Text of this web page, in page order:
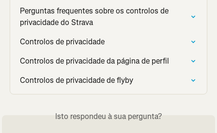
Perguntas frequentes sobre os controlos de
privacidade do Strava
Controlos de privacidade
Controlos de privacidade da página de perfil
Controlos de privacidade de flyby
Isto respondeu à sua pergunta?